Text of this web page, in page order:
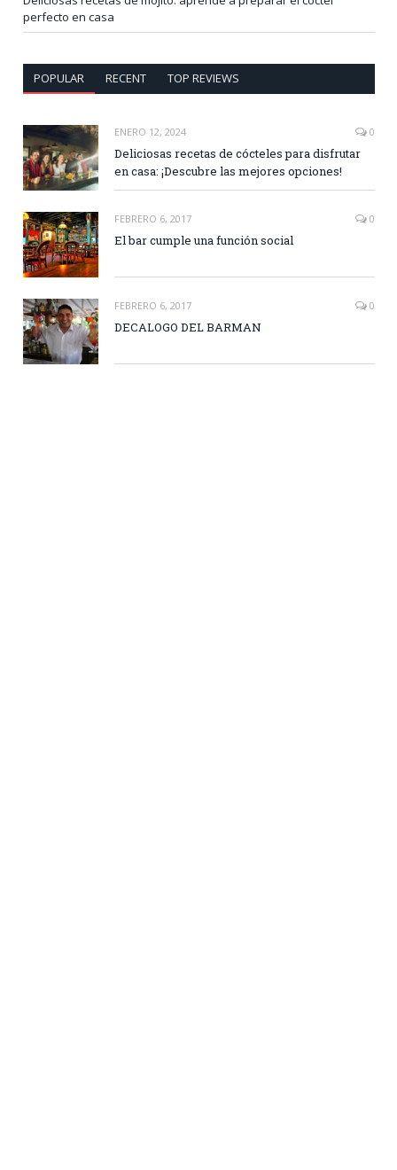
perfecto en casa
POPULAR RECENT TOP REVIEWS
ENERO 12, 2024 0
Deliciosas recetas de cócteles para disfrutar
en casa: ¡Descubre las mejores opciones!
FEBRERO 6, 2017 0
El bar cumple una función social
FEBRERO 6, 2017 0
DECALOGO DEL BARMAN